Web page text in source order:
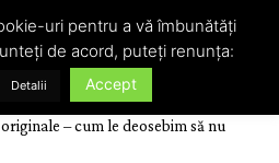
– cum le deosebim să nu
uri pentru a vă îmbunătăți
de acord, puteți renunța:
Detalii Accept